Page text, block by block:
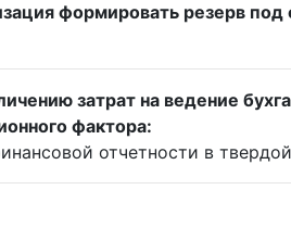
формировать резерв
затрат на ведение
фактора:
отчетности в